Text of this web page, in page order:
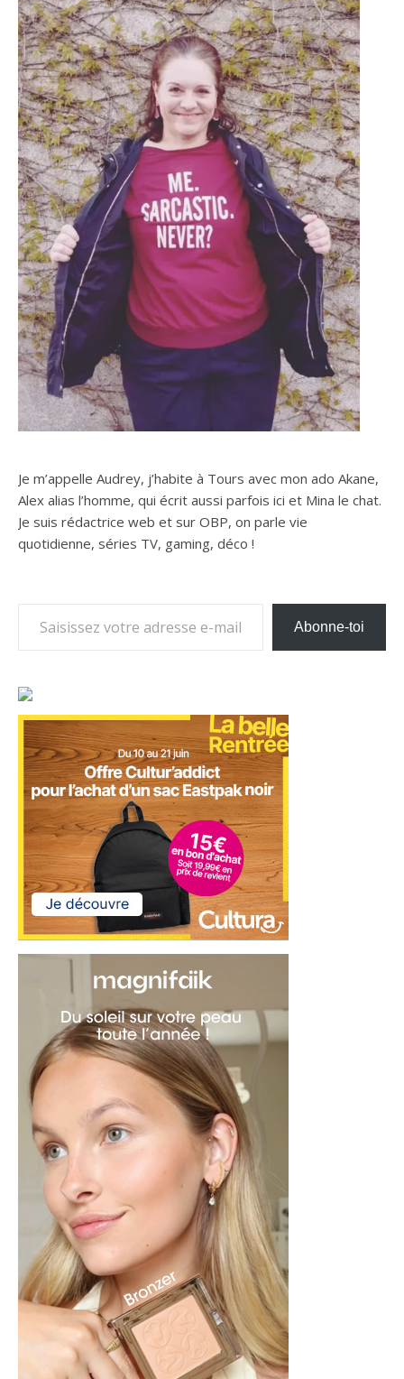
Je m’appelle Audrey, j’habite à Tours avec mon ado Akane,
Alex alias l’homme, qui écrit aussi parfois ici et Mina le chat.
Je suis rédactrice web et sur OBP, on parle vie
quotidienne, séries TV, gaming, déco !
Abonne-toi